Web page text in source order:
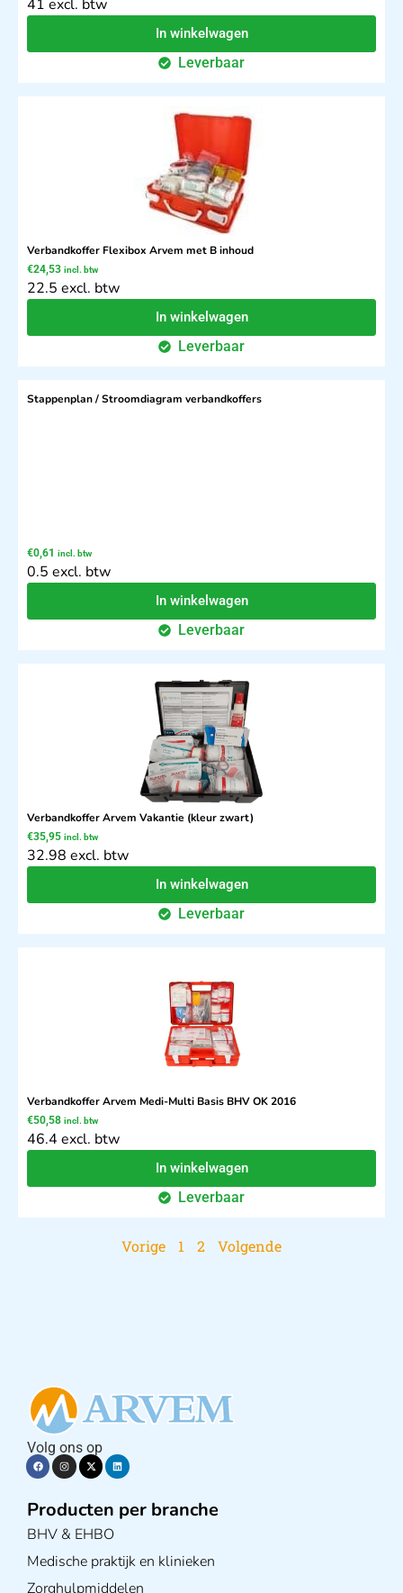
41 excl. btw
In winkelwagen
Leverbaar
Verbandkoffer Flexibox Arvem met B inhoud
€24,53 incl. btw
22.5 excl. btw
In winkelwagen
Leverbaar
Stappenplan / Stroomdiagram verbandkoffers
€0,61 incl. btw
0.5 excl. btw
In winkelwagen
Leverbaar
Verbandkoffer Arvem Vakantie (kleur zwart)
€35,95 incl. btw
32.98 excl. btw
In winkelwagen
Leverbaar
Verbandkoffer Arvem Medi-Multi Basis BHV OK 2016
€50,58 incl. btw
46.4 excl. btw
In winkelwagen
Leverbaar
Vorige 1 2 Volgende
Volg ons op
Producten per branche
BHV & EHBO
Medische praktijk en klinieken
Zorghulpmiddelen